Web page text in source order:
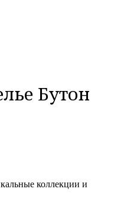
Бутон
коллекции и